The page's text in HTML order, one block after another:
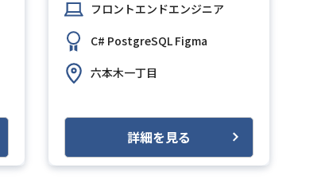
フロントエンドエンジニア
C# PostgreSQL Figma
六本木一丁目
詳細を見る